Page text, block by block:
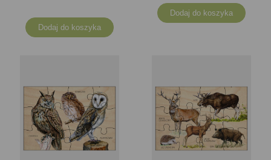
Dodaj do koszyka
Dodaj do koszyka